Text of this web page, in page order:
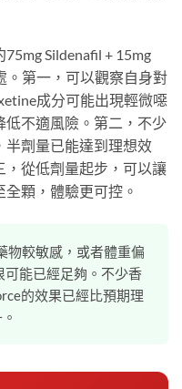
Sildenafil + 15mg
。第一，可以觀察自身對
成分可能出現輕微噁
低不適風險。第二，不少
半劑量已能達到理想效
，從低劑量起步，可以讓
顆，體驗更可控。
物較敏感，或者體重偏
能已經足夠。不少香
的效果已經比預期理